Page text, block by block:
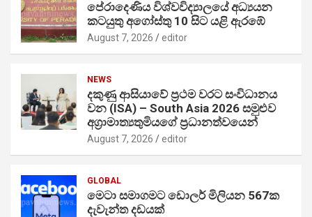
පේරාදෙණිය විශ්වවිද්‍යාලයේ අධ්‍යයන
කටයුතු අගෝස්තු 10 සිට යළි ඇරඹේ
August 7, 2026 editor
NEWS
දකුණු ආසියාවේ ප්‍රථම වරට සංවිධානය
වන (ISA) – South Asia 2026 සමුළුව
අග්‍රාමාත්‍යතුමියගේ ප්‍රධානත්වයෙන්
August 7, 2026 editor
GLOBAL
මෙටා සමාගමට ඩොලර් මිලියන 567ක
දැවැන්ත දඩයක්